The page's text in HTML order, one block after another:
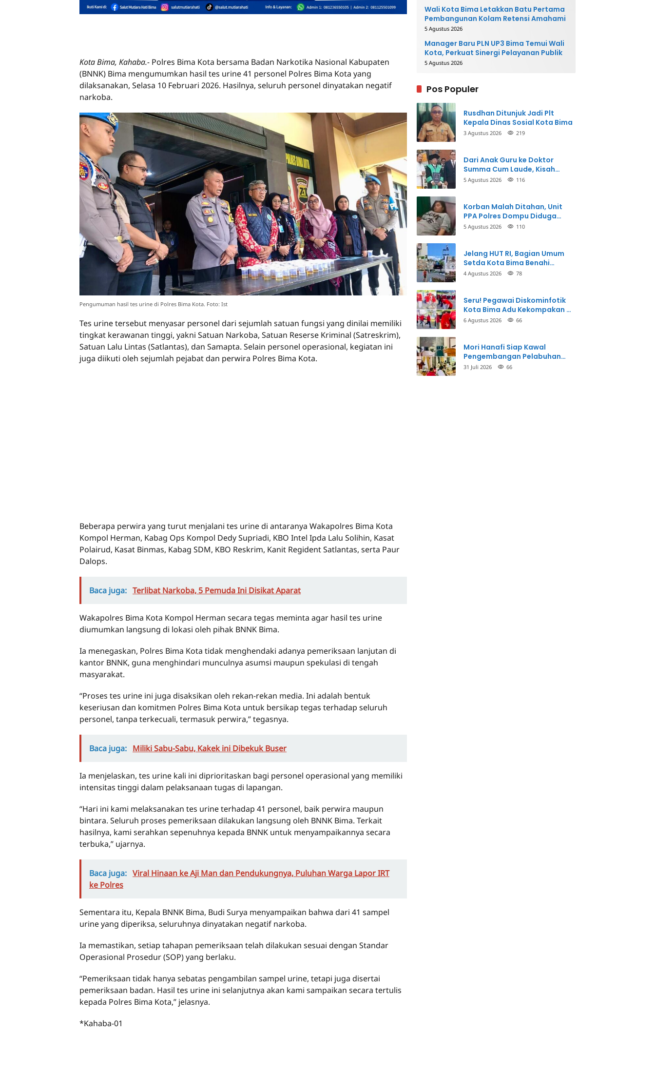
Kota Bima, Kahaba.- Polres Bima Kota bersama Badan Narkotika Nasional Kabupaten
(BNNK) Bima mengumumkan hasil tes urine 41 personel Polres Bima Kota yang
dilaksanakan, Selasa 10 Februari 2026. Hasilnya, seluruh personel dinyatakan negatif
narkoba.
Pengumuman hasil tes urine di Polres Bima Kota. Foto: Ist
Tes urine tersebut menyasar personel dari sejumlah satuan fungsi yang dinilai memiliki
tingkat kerawanan tinggi, yakni Satuan Narkoba, Satuan Reserse Kriminal (Satreskrim),
Satuan Lalu Lintas (Satlantas), dan Samapta. Selain personel operasional, kegiatan ini
juga diikuti oleh sejumlah pejabat dan perwira Polres Bima Kota.
Beberapa perwira yang turut menjalani tes urine di antaranya Wakapolres Bima Kota
Kompol Herman, Kabag Ops Kompol Dedy Supriadi, KBO Intel Ipda Lalu Solihin, Kasat
Polairud, Kasat Binmas, Kabag SDM, KBO Reskrim, Kanit Regident Satlantas, serta Paur
Dalops.
Baca juga: Terlibat Narkoba, 5 Pemuda Ini Disikat Aparat
Wakapolres Bima Kota Kompol Herman secara tegas meminta agar hasil tes urine
diumumkan langsung di lokasi oleh pihak BNNK Bima.
Ia menegaskan, Polres Bima Kota tidak menghendaki adanya pemeriksaan lanjutan di
kantor BNNK, guna menghindari munculnya asumsi maupun spekulasi di tengah
masyarakat.
“Proses tes urine ini juga disaksikan oleh rekan-rekan media. Ini adalah bentuk
keseriusan dan komitmen Polres Bima Kota untuk bersikap tegas terhadap seluruh
personel, tanpa terkecuali, termasuk perwira,” tegasnya.
Baca juga: Miliki Sabu-Sabu, Kakek ini Dibekuk Buser
Ia menjelaskan, tes urine kali ini diprioritaskan bagi personel operasional yang memiliki
intensitas tinggi dalam pelaksanaan tugas di lapangan.
“Hari ini kami melaksanakan tes urine terhadap 41 personel, baik perwira maupun
bintara. Seluruh proses pemeriksaan dilakukan langsung oleh BNNK Bima. Terkait
hasilnya, kami serahkan sepenuhnya kepada BNNK untuk menyampaikannya secara
terbuka,” ujarnya.
Baca juga: Viral Hinaan ke Aji Man dan Pendukungnya, Puluhan Warga Lapor IRT
ke Polres
Sementara itu, Kepala BNNK Bima, Budi Surya menyampaikan bahwa dari 41 sampel
urine yang diperiksa, seluruhnya dinyatakan negatif narkoba.
Ia memastikan, setiap tahapan pemeriksaan telah dilakukan sesuai dengan Standar
Operasional Prosedur (SOP) yang berlaku.
“Pemeriksaan tidak hanya sebatas pengambilan sampel urine, tetapi juga disertai
pemeriksaan badan. Hasil tes urine ini selanjutnya akan kami sampaikan secara tertulis
kepada Polres Bima Kota,” jelasnya.
*Kahaba-01
Wali Kota Bima Letakkan Batu Pertama
Pembangunan Kolam Retensi Amahami
5 Agustus 2026
Manager Baru PLN UP3 Bima Temui Wali
Kota, Perkuat Sinergi Pelayanan Publik
5 Agustus 2026
Pos Populer
Rusdhan Ditunjuk Jadi Plt
Kepala Dinas Sosial Kota Bima
3 Agustus 2026 219
Dari Anak Guru ke Doktor
Summa Cum Laude, Kisah
Taman Firdaus Menginspirasi
5 Agustus 2026 116
Korban Malah Ditahan, Unit
PPA Polres Dompu Diduga
Balikkan Fakta Kasus
5 Agustus 2026 110
Jelang HUT RI, Bagian Umum
Setda Kota Bima Benahi
Kantor Pemkot
4 Agustus 2026 78
Seru! Pegawai Diskominfotik
Kota Bima Adu Kekompakan di
Lomba HUT RI
6 Agustus 2026 66
Mori Hanafi Siap Kawal
Pengembangan Pelabuhan
Bima, KSOP Usulkan Tambahan
31 Juli 2026 66